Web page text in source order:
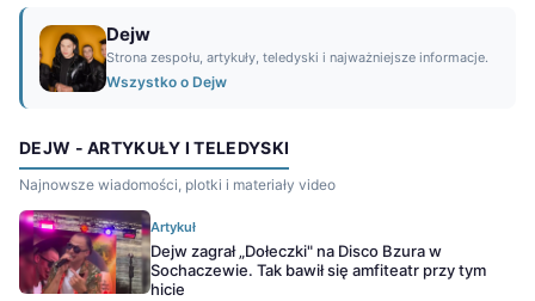
Dejw
Strona zespołu, artykuły, teledyski i najważniejsze informacje.
Wszystko o Dejw
DEJW - ARTYKUŁY I TELEDYSKI
Najnowsze wiadomości, plotki i materiały video
Artykuł
Dejw zagrał „Dołeczki" na Disco Bzura w
Sochaczewie. Tak bawił się amfiteatr przy tym
hicie